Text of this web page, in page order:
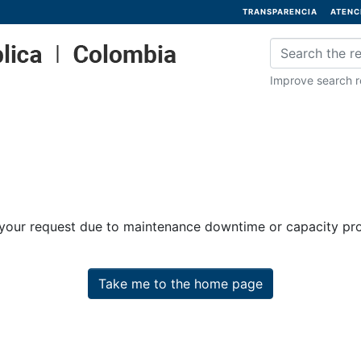
TRANSPARENCIA
Improve search
request due to maintenance downtime or capacity
Take me to the home page